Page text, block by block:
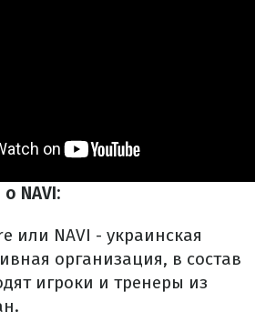
NAVI:
или NAVI - украинская
организация, в состав
игроки и тренеры из